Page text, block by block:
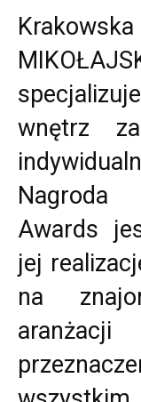
wnętrz
Nagroda
Awards
jej
na